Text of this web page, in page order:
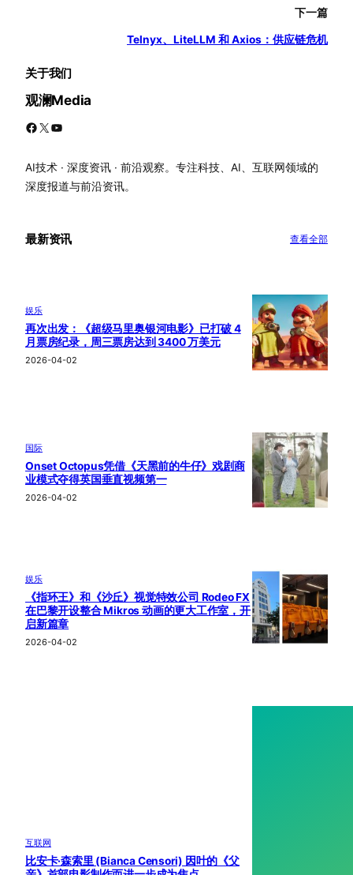
下一篇
Telnyx、LiteLLM 和 Axios：供应链危机
关于我们
观澜Media
Facebook X YouTube
AI技术 · 深度资讯 · 前沿观察。专注科技、AI、互联网领域的
深度报道与前沿资讯。
最新资讯 查看全部
娱乐
再次出发：《超级马里奥银河电影》已打破 4
月票房纪录，周三票房达到 3400 万美元
2026-04-02
国际
Onset Octopus凭借《天黑前的牛仔》戏剧商
业模式夺得英国垂直视频第一
2026-04-02
娱乐
《指环王》和《沙丘》视觉特效公司 Rodeo FX
在巴黎开设整合 Mikros 动画的更大工作室，开
启新篇章
2026-04-02
互联网
比安卡·森索里 (Bianca Censori) 因叶的《父